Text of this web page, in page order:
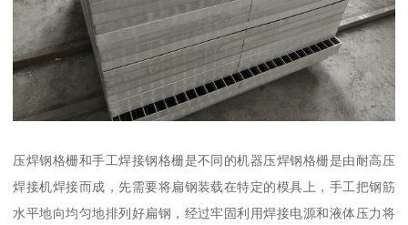
压焊钢格栅和手工焊接钢格栅是不同的机器压焊钢格栅是由耐高压
焊接机焊接而成，先需要将扁钢装载在特定的模具上，手工把钢筋
水平地向均匀地排列好扁钢，经过牢固利用焊接电源和液体压力将